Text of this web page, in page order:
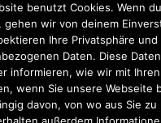
IN GEBÄUDE
benutzt Cookies. Wenn
gehen wir von deinem
Ihre Privatsphäre
Daten. Diese
informieren, wie wir mit
wenn Sie unsere Webseite
davon, von wo aus Sie zu